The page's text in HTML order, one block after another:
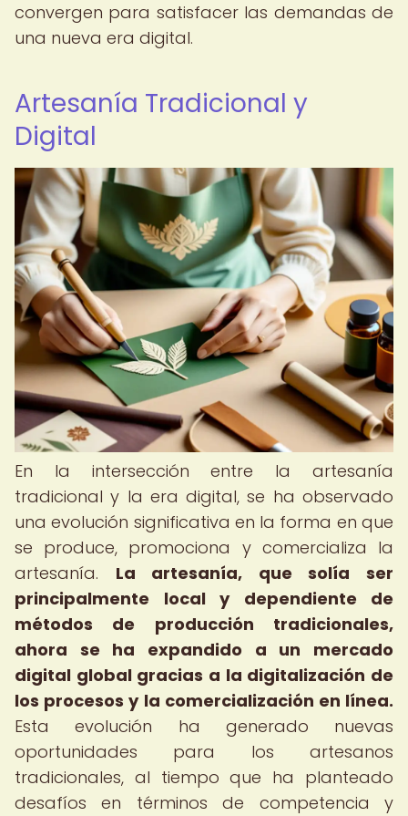
convergen para satisfacer las demandas de
una nueva era digital.
Artesanía Tradicional y
Digital
En la intersección entre la artesanía
tradicional y la era digital, se ha observado
una evolución significativa en la forma en que
se produce, promociona y comercializa la
artesanía. La artesanía, que solía ser
principalmente local y dependiente de
métodos de producción tradicionales,
ahora se ha expandido a un mercado
digital global gracias a la digitalización de
los procesos y la comercialización en línea.
Esta evolución ha generado nuevas
oportunidades para los artesanos
tradicionales, al tiempo que ha planteado
desafíos en términos de competencia y